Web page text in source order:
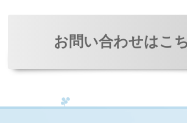
お問い合わせはこ